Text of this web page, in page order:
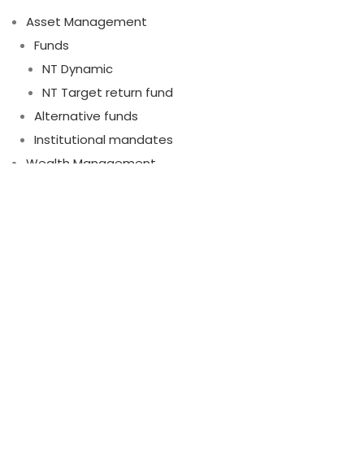
Asset Management
Funds
NT Dynamic
NT Target return fund
Alternative funds
Institutional mandates
Wealth Management